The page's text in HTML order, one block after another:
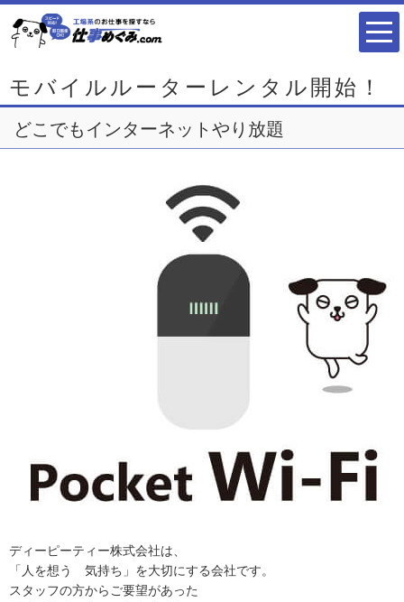
モバイルルーターレンタル開始！
どこでもインターネットやり放題
ディーピーティー株式会社は、
「人を想う 気持ち」を大切にする会社です。
スタッフの方からご要望があった